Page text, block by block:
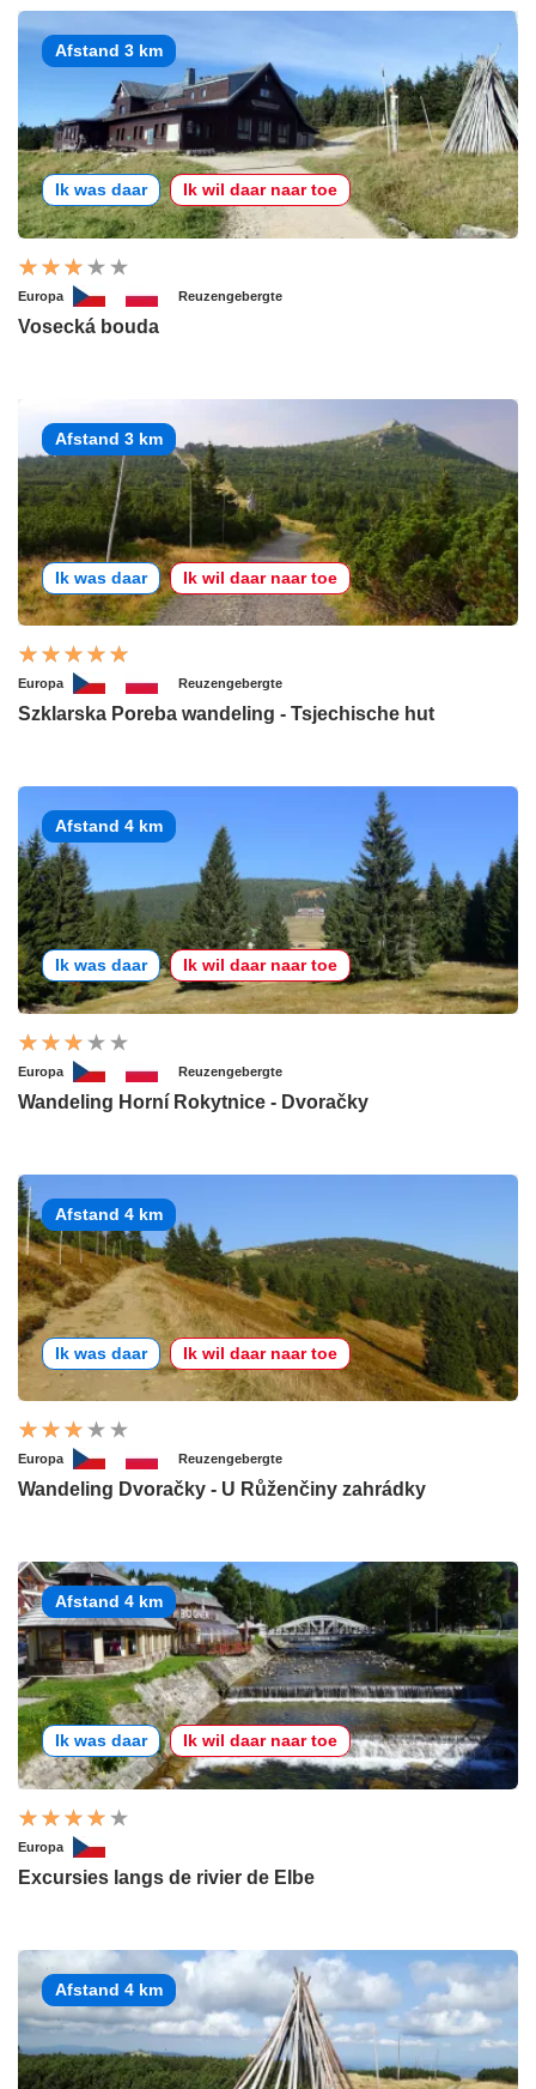
Afstand 3 km
Ik was daar Ik wil daar naar toe
Europa Reuzengebergte
Vosecká bouda
Afstand 3 km
Ik was daar Ik wil daar naar toe
Europa Reuzengebergte
Szklarska Poreba wandeling - Tsjechische hut
Afstand 4 km
Ik was daar Ik wil daar naar toe
Europa Reuzengebergte
Wandeling Horní Rokytnice - Dvoračky
Afstand 4 km
Ik was daar Ik wil daar naar toe
Europa Reuzengebergte
Wandeling Dvoračky - U Růženčiny zahrádky
Afstand 4 km
Ik was daar Ik wil daar naar toe
Europa
Excursies langs de rivier de Elbe
Afstand 4 km